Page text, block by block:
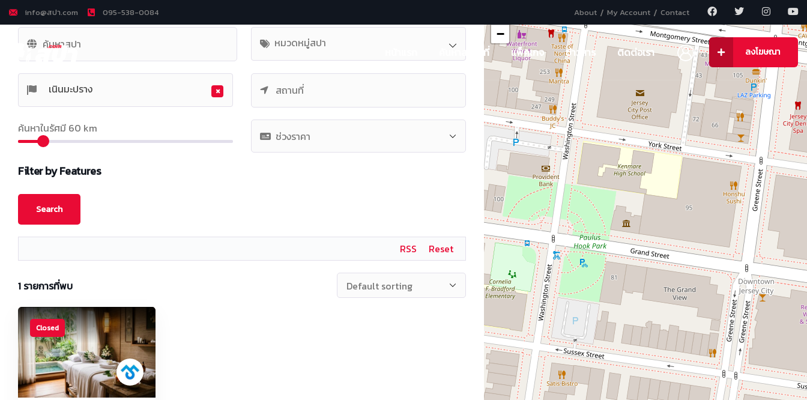
info@สปา.com 095-538-0084 About My Account Contact
ค้นหาสถานที่ แพ็คเกจ ข่าวสาร ติดต่อเรา ลงโฆษณา
หมวดหมู่สปา
×
เนินมะปราง
ค้นหาในรัศมี 60 km
Filter by Features
Reset
RSS
1 รายการที่พบ
Closed
−